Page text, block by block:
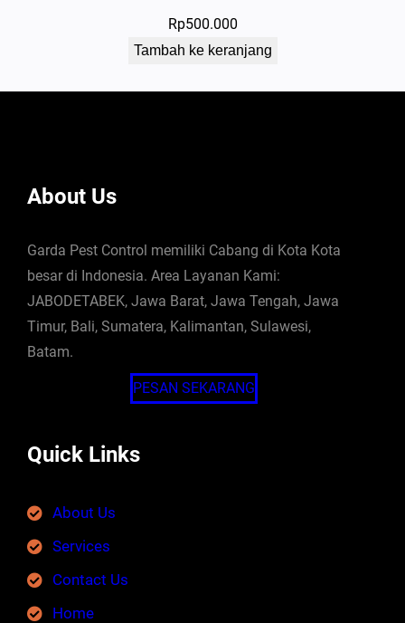
Rp500.000
Tambah ke keranjang
About Us
Garda Pest Control memiliki Cabang di Kota Kota
besar di Indonesia. Area Layanan Kami:
JABODETABEK, Jawa Barat, Jawa Tengah, Jawa
Timur, Bali, Sumatera, Kalimantan, Sulawesi,
Batam.
PESAN SEKARANG
Quick Links
About Us
Services
Contact Us
Home